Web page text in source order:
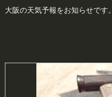
大阪の天気予報をお知らせです。